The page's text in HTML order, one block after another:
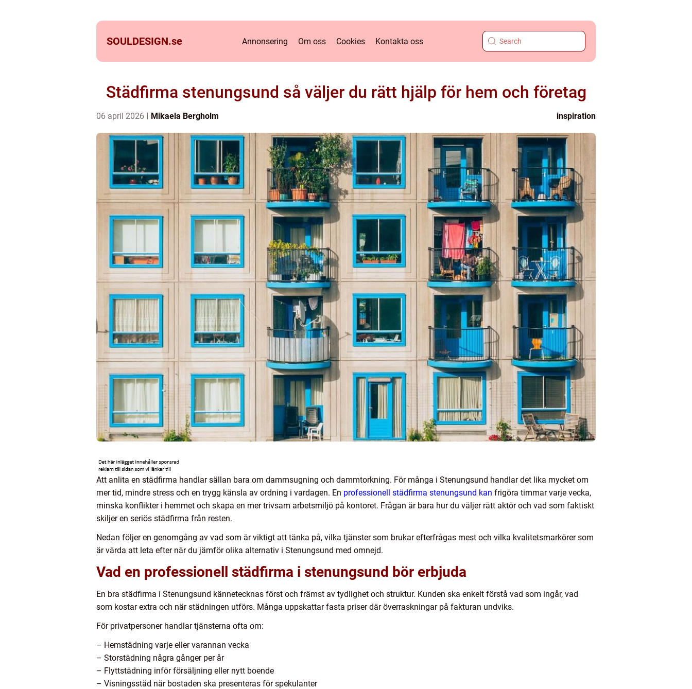
SOULDESIGN.se Annonsering Om oss Cookies Kontakta oss
Städfirma stenungsund så väljer du rätt hjälp för hem och företag
06 april 2026 Mikaela Bergholm inspiration
Att anlita en städfirma handlar sällan bara om dammsugning och dammtorkning. För många i Stenungsund handlar det lika mycket om
mer tid, mindre stress och en trygg känsla av ordning i vardagen. En professionell städfirma stenungsund kan frigöra timmar varje vecka,
minska konflikter i hemmet och skapa en mer trivsam arbetsmiljö på kontoret. Frågan är bara hur du väljer rätt aktör och vad som faktiskt
skiljer en seriös städfirma från resten.
Nedan följer en genomgång av vad som är viktigt att tänka på, vilka tjänster som brukar efterfrågas mest och vilka kvalitetsmarkörer som
är värda att leta efter när du jämför olika alternativ i Stenungsund med omnejd.
Vad en professionell städfirma i stenungsund bör erbjuda
En bra städfirma i Stenungsund kännetecknas först och främst av tydlighet och struktur. Kunden ska enkelt förstå vad som ingår, vad
som kostar extra och när städningen utförs. Många uppskattar fasta priser där överraskningar på fakturan undviks.
För privatpersoner handlar tjänsterna ofta om:
– Hemstädning varje eller varannan vecka
– Storstädning några gånger per år
– Flyttstädning inför försäljning eller nytt boende
– Visningsstäd när bostaden ska presenteras för spekulanter